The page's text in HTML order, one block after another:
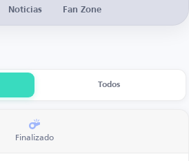
Noticias Fan Zone
Todos
Finalizado